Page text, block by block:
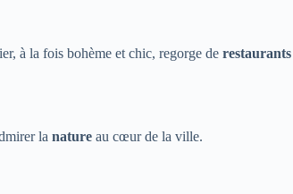
à la fois bohème et chic, regorge de restaurants
la nature au cœur de la ville.